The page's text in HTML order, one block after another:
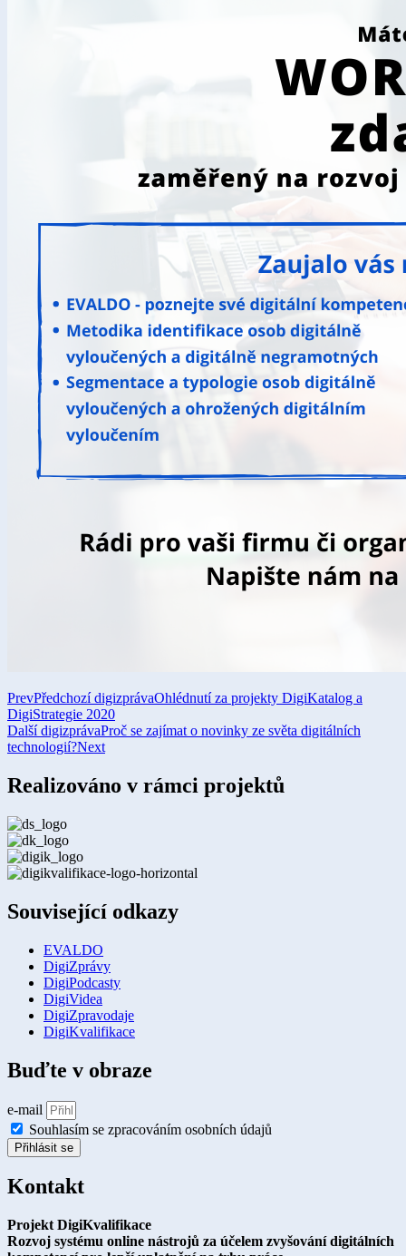
PrevPředchozí digizprávaOhlédnutí za projekty DigiKatalog a
DigiStrategie 2020
Další digizprávaProč se zajímat o novinky ze světa digitálních
technologií?Next
Realizováno v rámci projektů
Související odkazy
EVALDO
DigiZprávy
DigiPodcasty
DigiVidea
DigiZpravodaje
DigiKvalifikace
Buďte v obraze
e-mail
Souhlasím se zpracováním osobních údajů
Přihlásit se
Kontakt
Projekt DigiKvalifikace
Rozvoj systému online nástrojů za účelem zvyšování digitálních